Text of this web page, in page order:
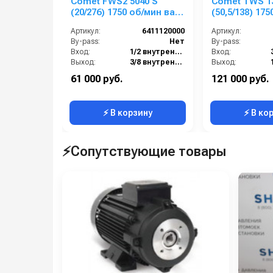
(20/276) 1750 об/мин вал
Артикул:
6411120000
By-pass:
Нет
Вход:
1/2 внутренняя резьба
Выход:
3/8 внутренняя резьба
Производительность (л/мин):
61 000 руб.
⚡ В корзину
(50,5/138)
Артикул:
By-pass:
Вход:
Выход:
Производительность (л/мин):
121 000 руб.
⚡ В
⚡Сопутствующие товары